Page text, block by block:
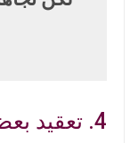
4. تعقيد بعض المعايير